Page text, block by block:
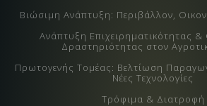
Βιώσιμη Ανάπτυξη: Περιβάλλον,
Ανάπτυξη Επιχειρηματικότητας &
Δραστηριότητας στον
Πρωτογενής Τομέας: Βελτίωση
Νέες Τεχνολογίες
Τρόφιμα & Διατροφή